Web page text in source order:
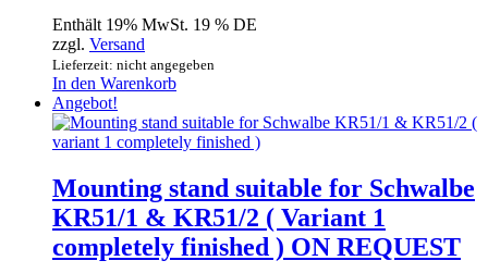
Enthält 19% MwSt. 19 % DE
zzgl. Versand
Lieferzeit: nicht angegeben
In den Warenkorb
Angebot!
Mounting stand suitable for Schwalbe
KR51/1 & KR51/2 ( Variant 1
completely finished ) ON REQUEST